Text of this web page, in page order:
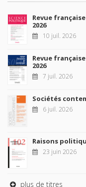
Revue
2026
10 juil. 2026
Revue
2026
7 juil. 2026
Sociétés
6 juil. 2026
Raisons
23 juin 2026
plus de titres